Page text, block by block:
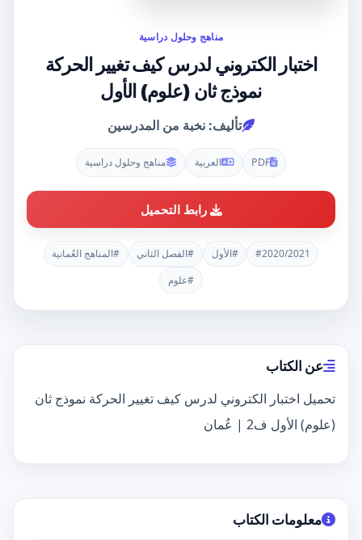
مناهج وحلول دراسية
اختبار الكتروني لدرس كيف تغيير الحركة
نموذج ثان (علوم) الأول
تأليف: نخبة من المدرسين
PDF العربية مناهج وحلول دراسية
رابط التحميل
#2020/2021 #الأول #الفصل الثاني
#المناهج العُمانية
#علوم
عن الكتاب
تحميل اختبار الكتروني لدرس كيف تغيير الحركة نموذج ثان
(علوم) الأول ف2 | عُمان
معلومات الكتاب